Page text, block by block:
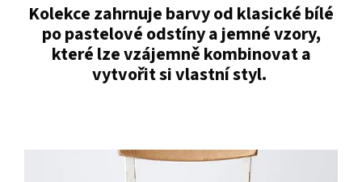
Kolekce zahrnuje barvy od klasické bílé
po pastelové odstíny a jemné vzory,
které lze vzájemně kombinovat a
vytvořit si vlastní styl.